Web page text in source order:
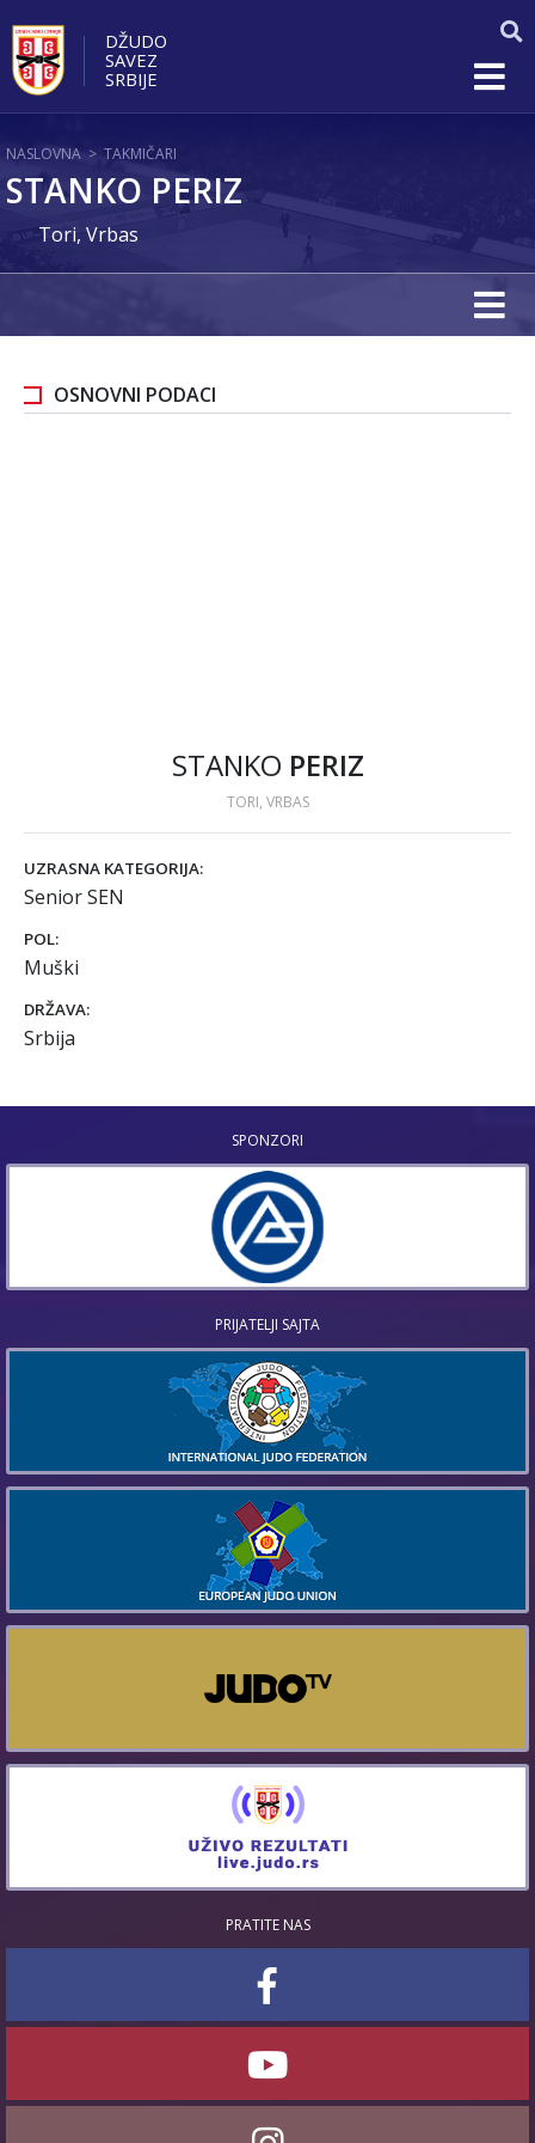
DŽUDO
SAVEZ
SRBIJE
NASLOVNA > TAKMIČARI
STANKO PERIZ
Tori, Vrbas
OSNOVNI PODACI
STANKO PERIZ
TORI, VRBAS
UZRASNA KATEGORIJA:
Senior SEN
POL:
Muški
DRŽAVA:
Srbija
SPONZORI
PRIJATELJI SAJTA
PRATITE NAS